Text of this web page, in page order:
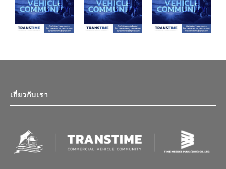
เกี่ยวกับเรา